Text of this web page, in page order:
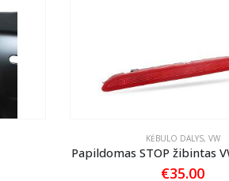
KĖBULO DALYS, VW
Papildomas STOP žibintas
€35.00